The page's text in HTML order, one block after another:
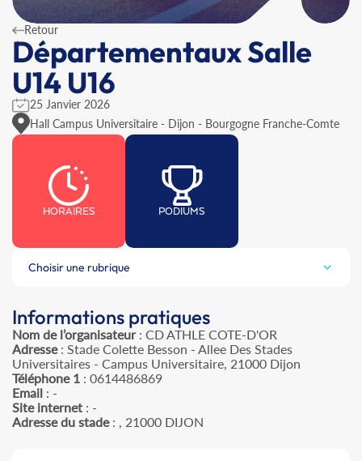
Retour
Départementaux Salle
U14 U16
25 Janvier 2026
Hall Campus Universitaire - Dijon - Bourgogne Franche-Comte
HORAIRES PODIUMS
Choisir une rubrique
Informations pratiques
Nom de l’organisateur: CD ATHLE COTE-D'OR
Adresse: Stade Colette Besson - Allee Des Stades
Universitaires - Campus Universitaire, 21000 Dijon
Téléphone 1 : 0614486869
Email : -
Site internet : -
Adresse du stade: , 21000 DIJON